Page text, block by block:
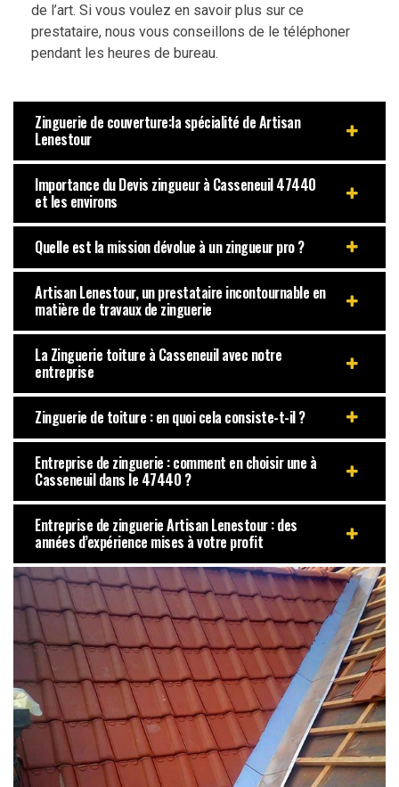
de l’art. Si vous voulez en savoir plus sur ce
prestataire, nous vous conseillons de le téléphoner
pendant les heures de bureau.
Zinguerie de couverture:la spécialité de Artisan
Lenestour
Importance du Devis zingueur à Casseneuil 47440
et les environs
Quelle est la mission dévolue à un zingueur pro ?
Artisan Lenestour, un prestataire incontournable en
matière de travaux de zinguerie
La Zinguerie toiture à Casseneuil avec notre
entreprise
Zinguerie de toiture : en quoi cela consiste-t-il ?
Entreprise de zinguerie : comment en choisir une à
Casseneuil dans le 47440 ?
Entreprise de zinguerie Artisan Lenestour : des
années d’expérience mises à votre profit